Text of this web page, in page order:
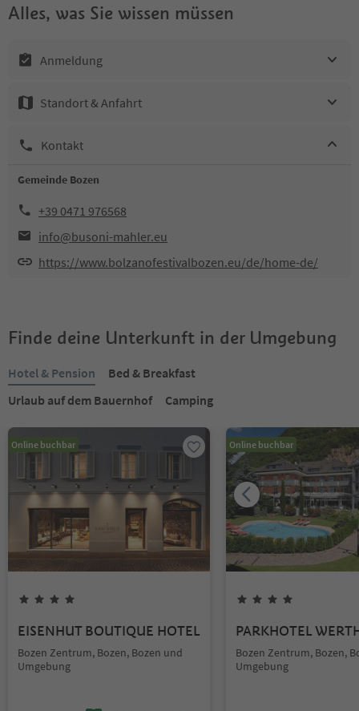
Alles, was Sie wissen müssen
Anmeldung
Standort & Anfahrt
Kontakt
Gemeinde Bozen
+39 0471 976568
info@busoni-mahler.eu
https://www.bolzanofestivalbozen.eu/de/home-de/
Finde deine Unterkunft in der Umgebung
Hotel & Pension
Bed & Breakfast
Urlaub auf dem Bauernhof
Camping
Online buchbar
EISENHUT BOUTIQUE HOTEL
Bozen Zentrum, Bozen, Bozen und
Umgebung
Online buchbar
PARKHOTEL
Bozen Zentrum, Bozen,
Umgebung